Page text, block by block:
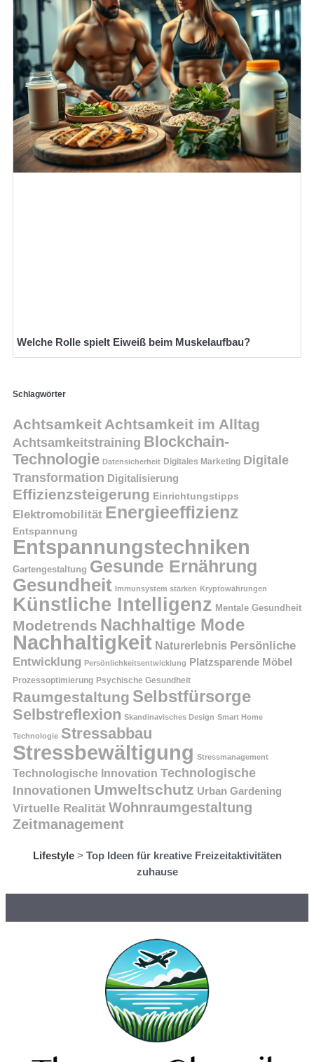
Welche Rolle spielt Eiweiß beim Muskelaufbau?
Schlagwörter
AchtsamkeitAchtsamkeit im Alltag
Achtsamkeitstraining Blockchain-
Technologie Datensicherheit Digitales Marketing Digitale
Transformation Digitalisierung
Effizienzsteigerung Einrichtungstipps
Elektromobilität Energieeffizienz
Entspannung
Entspannungstechniken
Gartengestaltung Gesunde Ernährung
Gesundheit Immunsystem stärken Kryptowährungen
Künstliche Intelligenz Mentale Gesundheit
Modetrends Nachhaltige Mode
Nachhaltigkeit Naturerlebnis Persönliche
Entwicklung Persönlichkeitsentwicklung Platzsparende Möbel
Prozessoptimierung Psychische Gesundheit
Raumgestaltung Selbstfürsorge
Selbstreflexion Skandinavisches Design Smart Home
Technologie Stressabbau
Stressbewältigung Stressmanagement
Technologische Innovation Technologische
Innovationen Umweltschutz Urban Gardening
Virtuelle Realität Wohnraumgestaltung
Zeitmanagement
Lifestyle> Top Ideen für kreative Freizeitaktivitäten
zuhause